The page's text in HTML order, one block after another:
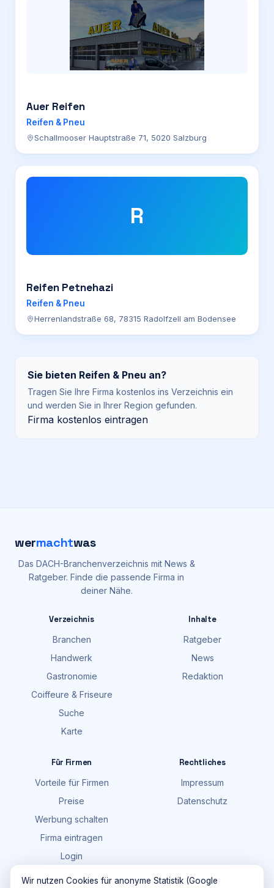
Auer Reifen
Reifen & Pneu
Schallmooser Hauptstraße 71, 5020 Salzburg
R
Reifen Petnehazi
Reifen & Pneu
Herrenlandstraße 68, 78315 Radolfzell am Bodensee
Sie bieten Reifen & Pneu an?
Tragen Sie Ihre Firma kostenlos ins Verzeichnis ein
und werden Sie in Ihrer Region gefunden.
Firma kostenlos eintragen
wermachtwas
Das DACH-Branchenverzeichnis mit News &
Ratgeber. Finde die passende Firma in
deiner Nähe.
Verzeichnis
Branchen
Handwerk
Gastronomie
Coiffeure & Friseure
Suche
Karte
Inhalte
Ratgeber
News
Redaktion
Für Firmen
Vorteile für Firmen
Preise
Werbung schalten
Firma eintragen
Login
Rechtliches
Impressum
Datenschutz
Wir nutzen Cookies für anonyme Statistik (Google